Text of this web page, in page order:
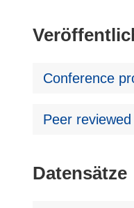
Conference
Peer
Datensätze